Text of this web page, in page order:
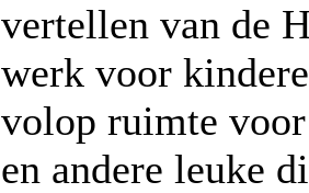
vertellen van de
werk voor
volop ruimte
en andere leuke